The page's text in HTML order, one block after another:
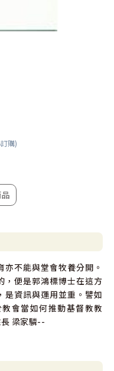
購)
不能與堂會牧養分開。
，便是郭鴻標博士在這方
是資訊與運用並重。譬如
會當如何推動基督教教
梁家驎--